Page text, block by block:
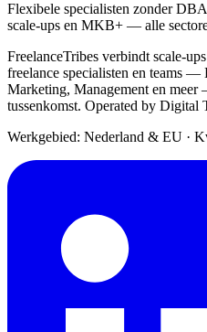
Flexibele specialisten zonder
scale-ups en MKB+ — alle
FreelanceTribes verbindt scale-
freelance specialisten en teams
Marketing, Management en
tussenkomst. Operated by Digital
Werkgebied: Nederland & EU ·